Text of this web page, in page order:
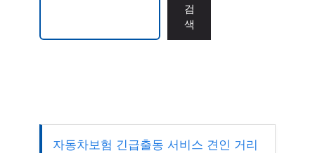
검
색
자동차보험 긴급출동 서비스 견인 거리